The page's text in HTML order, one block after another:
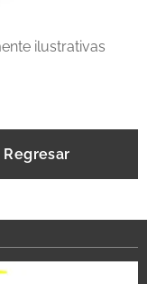
ilustrativas
Regresar